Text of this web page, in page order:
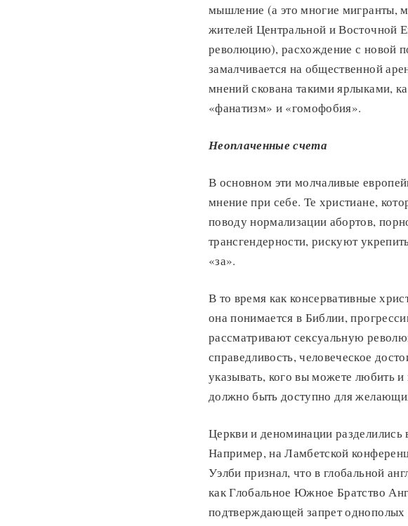
мышление (а это многие мигранты,
жителей Центральной и Восточной
революцию), расхождение с новой
замалчивается на общественной
мнений скована такими ярлыками,
«фанатизм» и «гомофобия».
Неоплаченные счета
В основном эти молчаливые
мнение при себе. Те христиане,
поводу нормализации абортов,
трансгендерности, рискуют
«за».
В то время как консервативные
она понимается в Библии,
рассматривают сексуальную
справедливость, человеческое
указывать, кого вы можете любить
должно быть доступно для
Церкви и деноминации разделились
Например, на Ламбетской
Уэлби признал, что в глобальной
как Глобальное Южное Братство
подтверждающей запрет однополых